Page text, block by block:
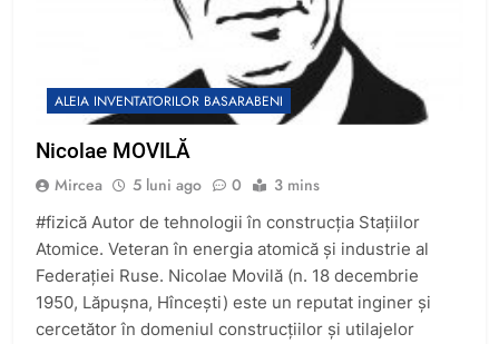
ALEIA INVENTATORILOR BASARABENI
Nicolae MOVILĂ
Mircea 5 luni ago 0 3 mins
#fizică Autor de tehnologii în construcția Stațiilor
Atomice. Veteran în energia atomică și industrie al
Federației Ruse. Nicolae Movilă (n. 18 decembrie
1950, Lăpușna, Hîncești) este un reputat inginer și
cercetător în domeniul construcțiilor și utilajelor